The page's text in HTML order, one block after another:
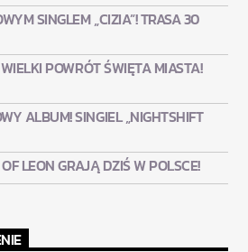
SINGLEM „CIZIA”! TRASA 30
POWRÓT ŚWIĘTA MIASTA!
ALBUM! SINGIEL „NIGHTSHIFT
LEON GRAJĄ DZIŚ W POLSCE!